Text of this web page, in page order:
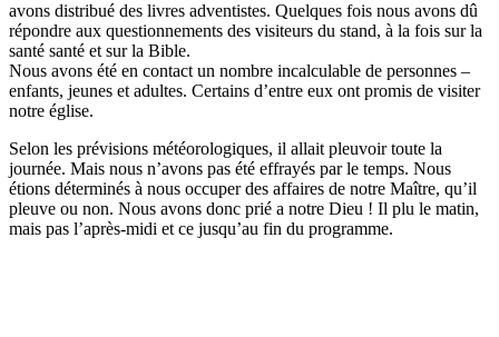
avons distribué des livres adventistes. Quelques fois nous avons dû
répondre aux questionnements des visiteurs du stand, à la fois sur la
santé santé et sur la Bible.
Nous avons été en contact un nombre incalculable de personnes –
enfants, jeunes et adultes. Certains d’entre eux ont promis de visiter
notre église.
Selon les prévisions météorologiques, il allait pleuvoir toute la
journée. Mais nous n’avons pas été effrayés par le temps. Nous
étions déterminés à nous occuper des affaires de notre Maître, qu’il
pleuve ou non. Nous avons donc prié a notre Dieu ! Il plu le matin,
mais pas l’après-midi et ce jusqu’au fin du programme.